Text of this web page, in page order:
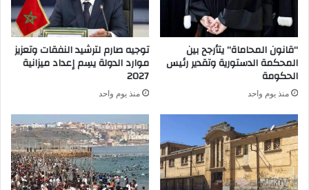
“قانون المحاماة” يتأرجح بين
المحكمة الدستورية وتقدير رئيس
الحكومة
منذ يوم واحد
توجيه صارم لترشيد النفقات وتعزيز
موارد الدولة يسِم إعداد ميزانية
2027
منذ يوم واحد